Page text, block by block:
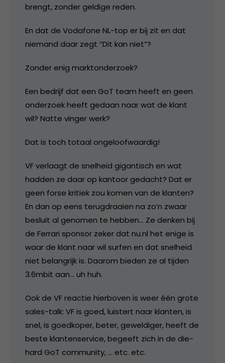
brengt, zonder geldige reden.
En dat de Vodafone NL-top er bij zit en dat
niemand daar zegt “Dit kan niet”?
Zonder enig marktonderzoek?
Een bedrijf dat een GoT team heeft en geen
onderzoek heeft gedaan naar wat de klant
wil? Natte vinger werk?
Dat is toch totaal ongeloofwaardig!
VF verlaagt de snelheid gigantisch en wat
hadden ze daar op kantoor gedacht? Dat er
geen forse kritiek zou komen van de klanten?
En dan op eens terugdraaien na zo’n zwaar
besluit al genomen te hebben… Ze denken bij
de Ferrari sponsor zeker dat nu.nl het enige is
waar de klant naar wil surfen en dat snelheid
niet belangrijk is. Daarom bieden ze al tijden
3.6mbit aan… uh huh.
Ook de VF reactie hierboven is weer één grote
sales-talk: VF is goed, luistert naar klanten, is
snel, is goedkoper, beter, geweldiger, heeft de
beste klantenservice, begeeft zich in de die-
hard GoT community, … etc. etc.